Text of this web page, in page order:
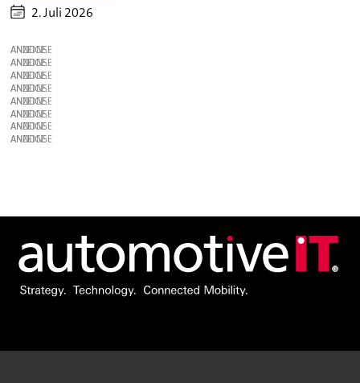
2. Juli 2026
ANZEIGE
ANZEIGE
ANZEIGE
ANZEIGE
ANZEIGE
ANZEIGE
ANZEIGE
ANZEIGE